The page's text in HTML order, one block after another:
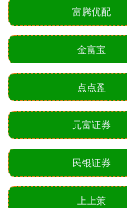
富腾优配
金富宝
点点盈
元富证券
民银证券
上上策